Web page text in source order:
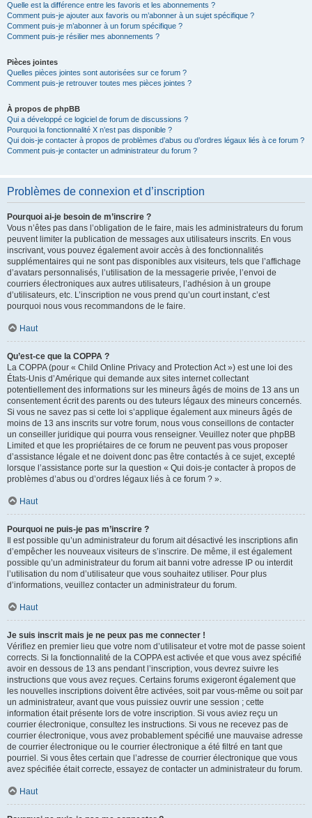
Quelle est la différence entre les favoris et les abonnements ?
Comment puis-je ajouter aux favoris ou m’abonner à un sujet spécifique ?
Comment puis-je m’abonner à un forum spécifique ?
Comment puis-je résilier mes abonnements ?
Pièces jointes
Quelles pièces jointes sont autorisées sur ce forum ?
Comment puis-je retrouver toutes mes pièces jointes ?
À propos de phpBB
Qui a développé ce logiciel de forum de discussions ?
Pourquoi la fonctionnalité X n’est pas disponible ?
Qui dois-je contacter à propos de problèmes d’abus ou d’ordres légaux liés à ce forum ?
Comment puis-je contacter un administrateur du forum ?
Problèmes de connexion et d’inscription
Pourquoi ai-je besoin de m’inscrire ?
Vous n’êtes pas dans l’obligation de le faire, mais les administrateurs du forum
peuvent limiter la publication de messages aux utilisateurs inscrits. En vous
inscrivant, vous pouvez également avoir accès à des fonctionnalités
supplémentaires qui ne sont pas disponibles aux visiteurs, tels que l’affichage
d’avatars personnalisés, l’utilisation de la messagerie privée, l’envoi de
courriers électroniques aux autres utilisateurs, l’adhésion à un groupe
d’utilisateurs, etc. L’inscription ne vous prend qu’un court instant, c’est
pourquoi nous vous recommandons de le faire.
Haut
Qu’est-ce que la COPPA ?
La COPPA (pour « Child Online Privacy and Protection Act ») est une loi des
États-Unis d’Amérique qui demande aux sites internet collectant
potentiellement des informations sur les mineurs âgés de moins de 13 ans un
consentement écrit des parents ou des tuteurs légaux des mineurs concernés.
Si vous ne savez pas si cette loi s’applique également aux mineurs âgés de
moins de 13 ans inscrits sur votre forum, nous vous conseillons de contacter
un conseiller juridique qui pourra vous renseigner. Veuillez noter que phpBB
Limited et que les propriétaires de ce forum ne peuvent pas vous proposer
d’assistance légale et ne doivent donc pas être contactés à ce sujet, excepté
lorsque l’assistance porte sur la question « Qui dois-je contacter à propos de
problèmes d’abus ou d’ordres légaux liés à ce forum ? ».
Haut
Pourquoi ne puis-je pas m’inscrire ?
Il est possible qu’un administrateur du forum ait désactivé les inscriptions afin
d’empêcher les nouveaux visiteurs de s’inscrire. De même, il est également
possible qu’un administrateur du forum ait banni votre adresse IP ou interdit
l’utilisation du nom d’utilisateur que vous souhaitez utiliser. Pour plus
d’informations, veuillez contacter un administrateur du forum.
Haut
Je suis inscrit mais je ne peux pas me connecter !
Vérifiez en premier lieu que votre nom d’utilisateur et votre mot de passe soient
corrects. Si la fonctionnalité de la COPPA est activée et que vous avez spécifié
avoir en dessous de 13 ans pendant l’inscription, vous devrez suivre les
instructions que vous avez reçues. Certains forums exigeront également que
les nouvelles inscriptions doivent être activées, soit par vous-même ou soit par
un administrateur, avant que vous puissiez ouvrir une session ; cette
information était présente lors de votre inscription. Si vous aviez reçu un
courrier électronique, consultez les instructions. Si vous ne recevez pas de
courrier électronique, vous avez probablement spécifié une mauvaise adresse
de courrier électronique ou le courrier électronique a été filtré en tant que
pourriel. Si vous êtes certain que l’adresse de courrier électronique que vous
avez spécifiée était correcte, essayez de contacter un administrateur du forum.
Haut